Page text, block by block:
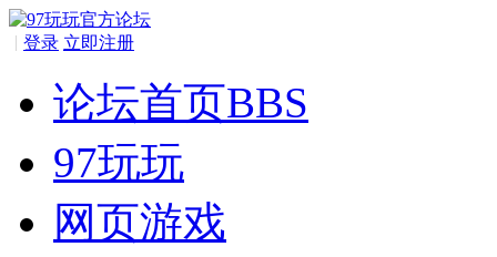
登录
| 立即注册
论坛首页BBS
97玩玩
网页游戏